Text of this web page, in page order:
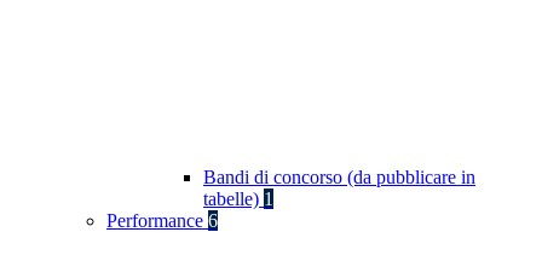
Bandi di concorso (da pubblicare in
tabelle) 1
Performance 6